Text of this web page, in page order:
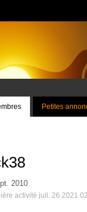
Petites
2010
activité juil. 26 2021